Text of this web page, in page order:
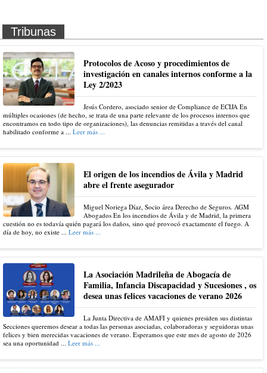
Tribunas
Protocolos de Acoso y procedimientos de
investigación en canales internos conforme a la
Ley 2/2023
Jesús Cordero, asociado senior de Compliance de ECIJA En
múltiples ocasiones (de hecho, se trata de una parte relevante de los procesos internos que
encontramos en todo tipo de organizaciones), las denuncias remitidas a través del canal
habilitado conforme a ... Leer más ...
El origen de los incendios de Ávila y Madrid
abre el frente asegurador
Miguel Noriega Díaz, Socio área Derecho de Seguros. AGM
Abogados En los incendios de Ávila y de Madrid, la primera
cuestión no es todavía quién pagará los daños, sino qué provocó exactamente el fuego. A
día de hoy, no existe ... Leer más ...
La Asociación Madrileña de Abogacía de
Familia, Infancia Discapacidad y Sucesiones , os
desea unas felices vacaciones de verano 2026
La Junta Directiva de AMAFI y quienes presiden sus distintas
Secciones queremos desear a todas las personas asociadas, colaboradoras y seguidoras unas
felices y bien merecidas vacaciones de verano. Esperamos que este mes de agosto de 2026
sea una oportunidad ... Leer más ...